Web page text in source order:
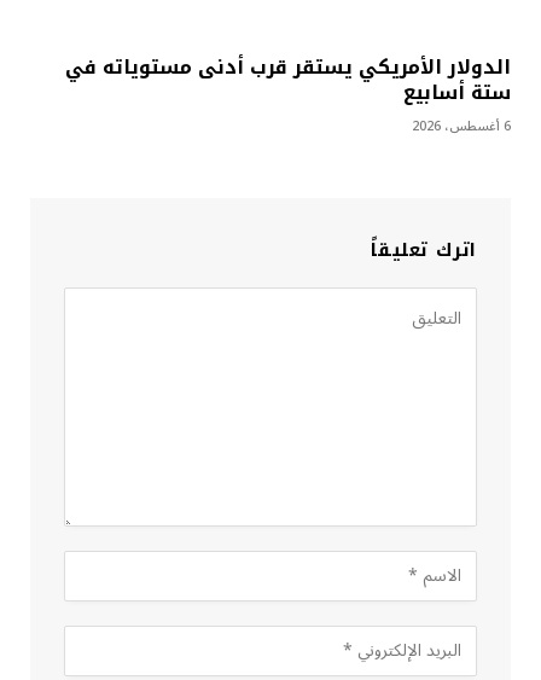
الدولار الأمريكي يستقر قرب أدنى مستوياته في
ستة أسابيع
6 أغسطس، 2026
اترك تعليقاً